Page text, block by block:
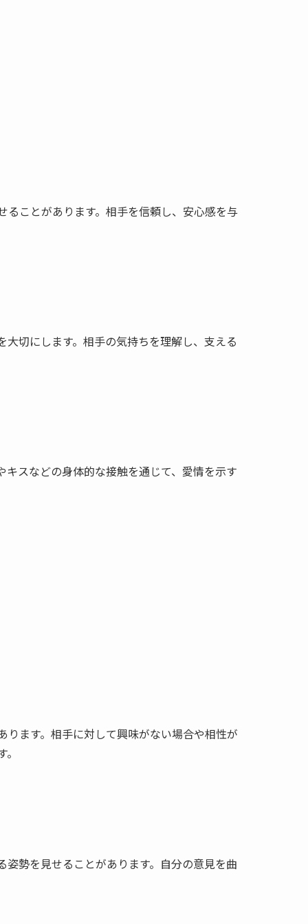
ことがあります。相手を信頼し、安心感を与
切にします。相手の気持ちを理解し、支える
スなどの身体的な接触を通じて、愛情を示す
ます。相手に対して興味がない場合や相性が
勢を見せることがあります。自分の意見を曲